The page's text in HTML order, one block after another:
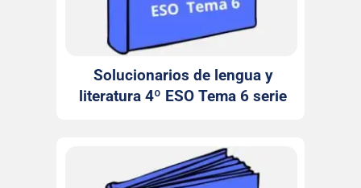
Solucionarios de lengua y
literatura 4º ESO Tema 6 serie